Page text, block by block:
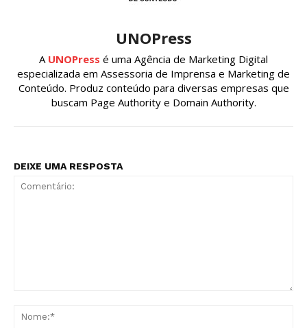
UNOPress
A UNOPress é uma Agência de Marketing Digital
especializada em Assessoria de Imprensa e Marketing de
Conteúdo. Produz conteúdo para diversas empresas que
buscam Page Authority e Domain Authority.
DEIXE UMA RESPOSTA